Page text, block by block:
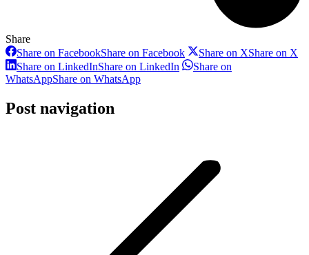
Share
Share on FacebookShare on Facebook Share on XShare on X
Share on LinkedInShare on LinkedIn
Share on
WhatsAppShare on WhatsApp
Post navigation